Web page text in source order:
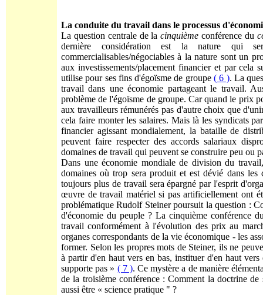
La conduite du travail dans le processus
La question centrale de lacinquième conférence du
dernière considération est la nature qui
commercialisables/négociables à la nature sont un
aux investissements/placement financier et par
utilise pour ses fins d'égoïsme de groupe ( 6 ). La
travail dans une économie partageant le travail.
problème de l'égoïsme de groupe. Car quand le prix
aux travailleurs rémunérés pas d'autre choix que
cela faire monter les salaires. Mais là les syndicats
financier agissant mondialement, la bataille de
peuvent faire respecter des accords salariaux
domaines de travail qui peuvent se construire peu ou
Dans une économie mondiale de division du
domaines où trop sera produit et est dévié dans
toujours plus de travail sera épargné par l'esprit
œuvre de travail matériel si pas artificiellement ont
problématique Rudolf Steiner poursuit la question :
d'économie du peuple ? La cinquième conférence
travail conformément à l'évolution des prix au
organes correspondants de la vie économique - les
former. Selon les propres mots de Steiner, ils ne
à partir d'en haut vers en bas, instituer d'en haut
supporte pas » ( 7 ). Ce mystère a de manière
de la troisième conférence : Comment la doctrine de
aussi être « science pratique " ?